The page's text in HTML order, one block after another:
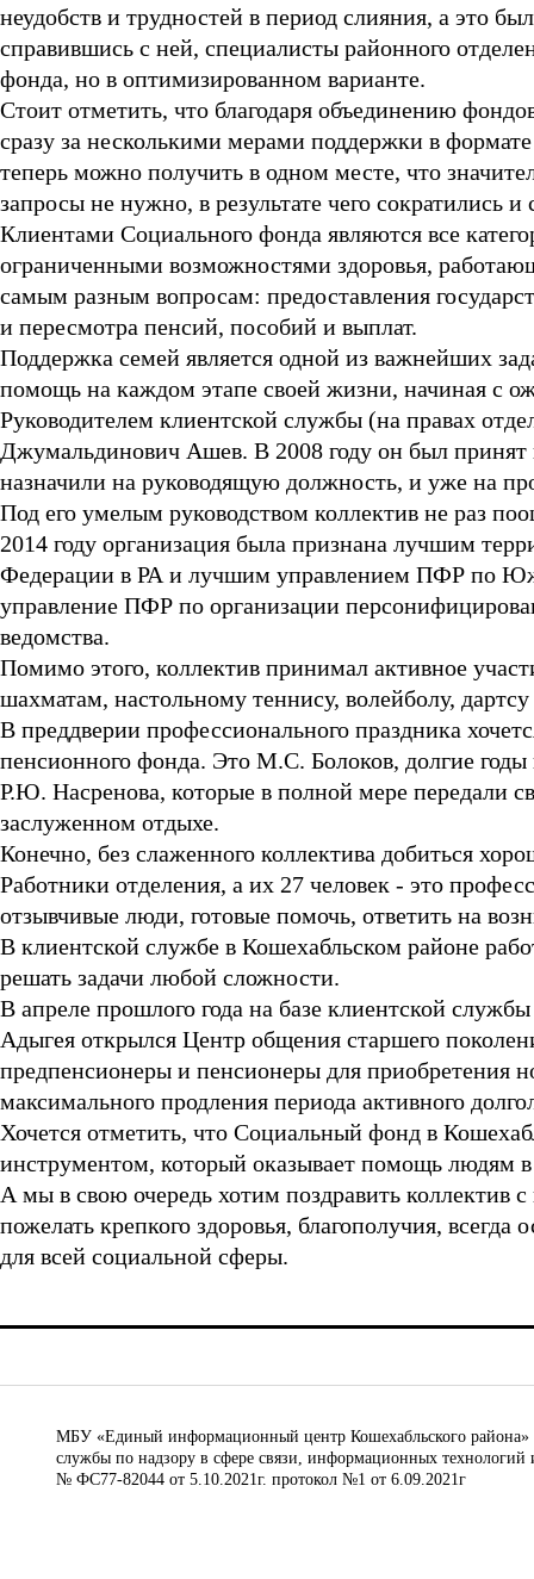
неудобств и трудностей в период слияния, а это
справившись с ней, специалисты районного
фонда, но в оптимизированном варианте.
Стоит отметить, что благодаря объединению
сразу за несколькими мерами поддержки в
теперь можно получить в одном месте, что
запросы не нужно, в результате чего сократились
Клиентами Социального фонда являются все
ограниченными возможностями здоровья,
самым разным вопросам: предоставления
и пересмотра пенсий, пособий и выплат.
Поддержка семей является одной из важнейших
помощь на каждом этапе своей жизни, начиная с
Руководителем клиентской службы (на правах
Джумальдинович Ашев. В 2008 году он был принят
назначили на руководящую должность, и уже на
Под его умелым руководством коллектив не раз
2014 году организация была признана лучшим
Федерации в РА и лучшим управлением ПФР по
управление ПФР по организации
ведомства.
Помимо этого, коллектив принимал активное
шахматам, настольному теннису, волейболу,
В преддверии профессионального праздника
пенсионного фонда. Это М.С. Болоков, долгие
Р.Ю. Насренова, которые в полной мере передали
заслуженном отдыхе.
Конечно, без слаженного коллектива добиться
Работники отделения, а их 27 человек - это
отзывчивые люди, готовые помочь, ответить на
В клиентской службе в Кошехабльском районе
решать задачи любой сложности.
В апреле прошлого года на базе клиентской
Адыгея открылся Центр общения старшего
предпенсионеры и пенсионеры для приобретения
максимального продления периода активного
Хочется отметить, что Социальный фонд в
инструментом, который оказывает помощь людям
А мы в свою очередь хотим поздравить
пожелать крепкого здоровья, благополучия,
для всей социальной сферы.
МБУ «Единый информационный центр Кошехабльского района»
службы по надзору в сфере связи, информационных
№ ФС77-82044 от 5.10.2021г. протокол №1 от 6.09.2021г